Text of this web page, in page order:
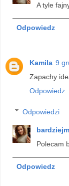
A tyle
Odpowiedz
Kamila 9
Zapachy
Odpowiedz
Odpowiedzi
Polecam
Odpowiedz